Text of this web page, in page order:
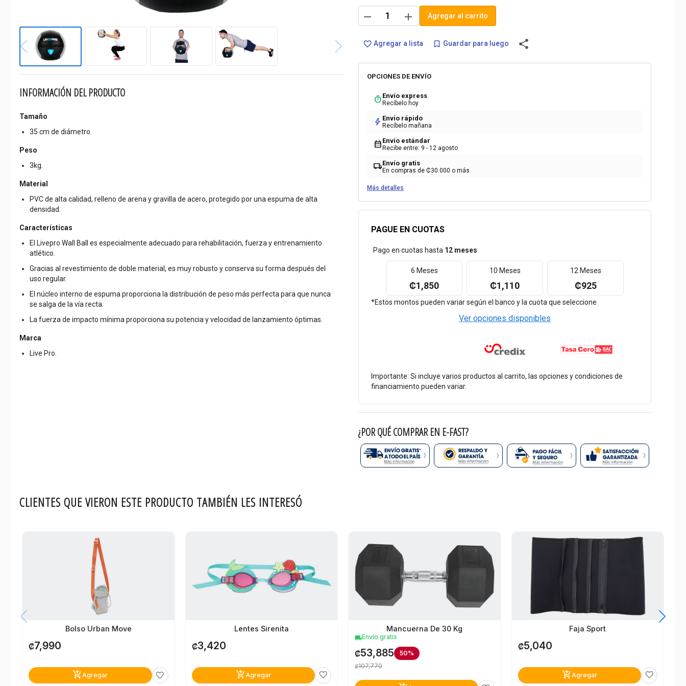
INFORMACIÓN DEL PRODUCTO
Tamaño
35 cm de diámetro.
Peso
3kg.
Material
PVC de alta calidad, relleno de arena y gravilla de acero, protegido por una espuma de alta
densidad.
Características
El Livepro Wall Ball es especialmente adecuado para rehabilitación, fuerza y entrenamiento
atlético.
Gracias al revestimiento de doble material, es muy robusto y conserva su forma después del
uso regular.
El núcleo interno de espuma proporciona la distribución de peso más perfecta para que nunca
se salga de la vía recta.
La fuerza de impacto mínima proporciona su potencia y velocidad de lanzamiento óptimas.
Marca
Live Pro.
remove add Agregar al carrito
favorite_border Agregar a lista bookmark_border Guardar para luego share
OPCIONES DE ENVÍO
timer Envío express
Recíbelo hoy
bolt Envío rápido
Recíbelo mañana
calendar_month Envío estándar
Recibe entre: 9 - 12 agosto
local_shippingEnvío gratis
En compras de ₡30.000 o más
Más detalles
PAGUE EN CUOTAS
Pago en cuotas hasta 12 meses
6 Meses
₡1,850
10 Meses
₡1,110
12 Meses
₡925
*Estos montos pueden variar según el banco y la cuota que seleccione
Ver opciones disponibles
Importante: Si incluye varios productos al carrito, las opciones y condiciones de
financiamiento pueden variar.
¿POR QUÉ COMPRAR EN E-FAST?
CLIENTES QUE VIERON ESTE PRODUCTO TAMBIÉN LES INTERESÓ
Bolso Urban Move
₡7,990
add_shopping_cartAgregar favorite_border
Lentes Sirenita
₡3,420
add_shopping_cartAgregar favorite_border
Mancuerna De 30 Kg
local_shippingEnvío gratis
₡53,885 50%
₡107,770
Faja Sport
₡5,040
add_shopping_cartAgregar favorite_border